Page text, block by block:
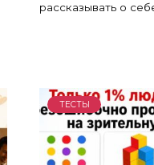
рассказывать о
ТЕСТЫ